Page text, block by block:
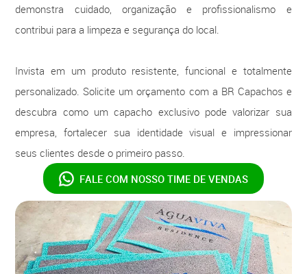
demonstra cuidado, organização e profissionalismo e
contribui para a limpeza e segurança do local.
Invista em um produto resistente, funcional e totalmente
personalizado. Solicite um orçamento com a BR Capachos e
descubra como um capacho exclusivo pode valorizar sua
empresa, fortalecer sua identidade visual e impressionar
seus clientes desde o primeiro passo.
FALE COM NOSSO TIME DE VENDAS